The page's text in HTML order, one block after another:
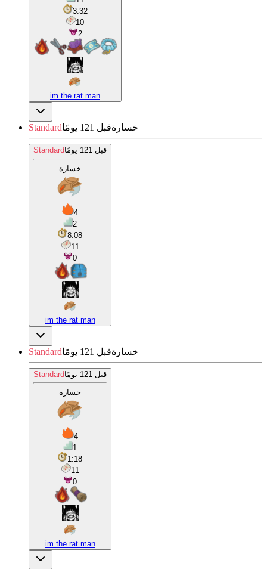
3:32
10
2
im the rat man
Standard خسارةقبل 121 يومًا
Standard قبل 121 يومًا
خسارة
4
2
8:08
11
0
im the rat man
Standard خسارةقبل 121 يومًا
Standard قبل 121 يومًا
خسارة
4
1
1:18
11
0
im the rat man